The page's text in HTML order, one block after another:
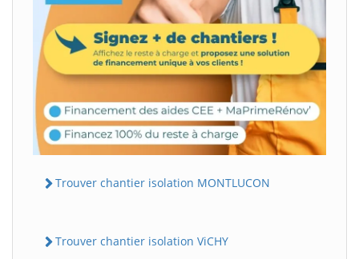
Trouver chantier isolation MONTLUCON
Trouver chantier isolation ViCHY